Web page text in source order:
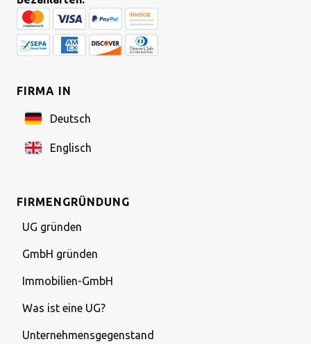
FIRMA IN
Deutsch
Englisch
FIRMENGRÜNDUNG
UG gründen
GmbH gründen
Immobilien-GmbH
Was ist eine UG?
Unternehmensgegenstand